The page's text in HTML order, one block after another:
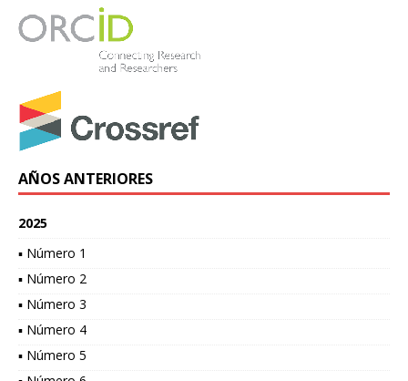
AÑOS ANTERIORES
2025
▪ Número 1
▪ Número 2
▪ Número 3
▪ Número 4
▪ Número 5